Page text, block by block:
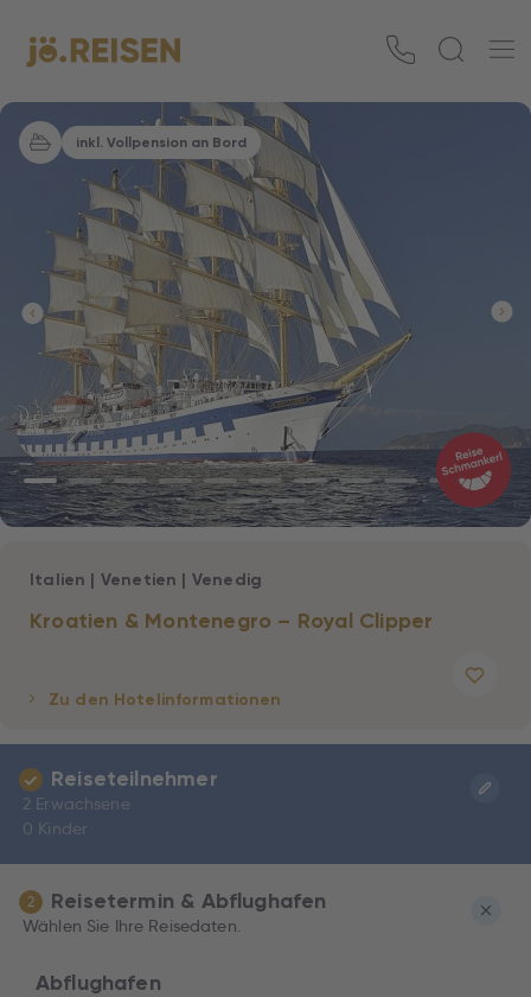
inkl. Vollpension an Bord
Kroatien & Montenegro – Royal Clipper
Italien | Venetien | Venedig
Zu den Hotelinformationen
Reiseteilnehmer
2 Erwachsene
0 Kinder
2 Reisetermin & Abflughafen
Wählen Sie Ihre Reisedaten.
Abflughafen